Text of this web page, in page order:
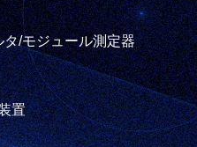
/モジュール測定器
置